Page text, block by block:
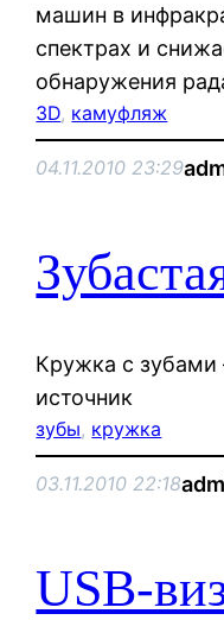
машин в
спектрах и
обнаружения
3D, камуфляж
04.11.2010 23:29
Кружка с
источник
зубы, кружка
03.11.2010 22:18
USB-